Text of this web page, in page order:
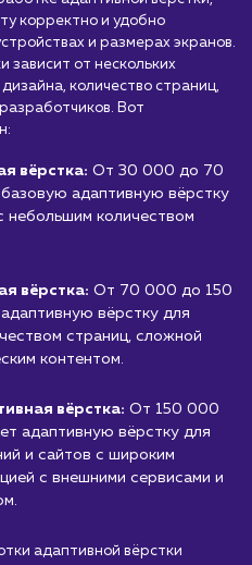
необходима
для каждого
уникальной
так как она